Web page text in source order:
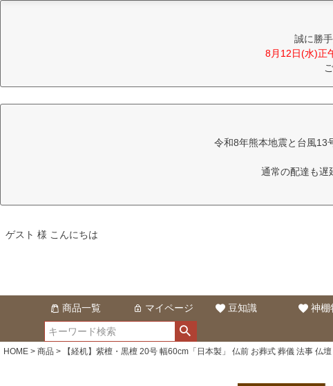
誠に勝
8月12日(水)正
令和8年熊本地震と台風13
通常の配達も遅
ゲスト 様 こんにちは
商品一覧 マイページ 豆知識 神棚
HOME 商品 【経机】紫檀・黒檀 20号 幅60cm「日本製」 仏前 お葬式 葬儀 法事 仏